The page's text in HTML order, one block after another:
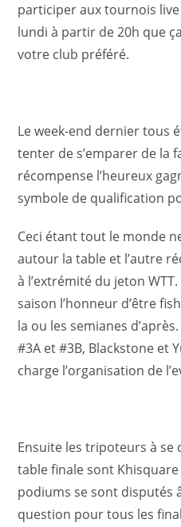
participer aux tournois
lundi à partir de 20h que
votre club préféré.
Le week-end dernier tous
tenter de s’emparer de la
récompense l’heureux
symbole de qualification
Ceci étant tout le monde
autour la table et l’autre
à l’extrémité du jeton
saison l’honneur d’être
la ou les semianes
#3A et #3B, Blackstone et
charge l’organisation de
Ensuite les tripoteurs à se
table finale sont
podiums se sont disputés
question pour tous les